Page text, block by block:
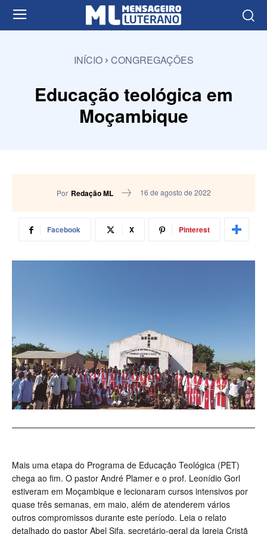
INÍCIO CONGREGAÇÕES
Educação teológica em
Moçambique
Por Redação ML 16 de agosto de 2022
Facebook X Pinterest
Mais uma etapa do Programa de Educação Teológica (PET)
chega ao fim. O pastor André Plamer e o prof. Leonídio Gorl
estiveram em Moçambique e lecionaram cursos intensivos por
quase três semanas, em maio, além de atenderem vários
outros compromissos durante este período. Leia o relato
detalhado do pastor Abel Sifa, secretário-geral da Igreja Cristã